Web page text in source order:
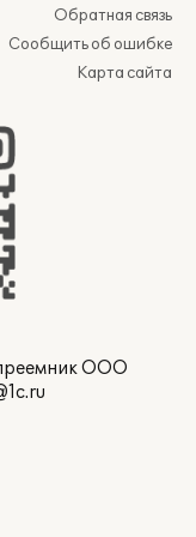
Обратная связь
Сообщить об ошибке
Карта сайта
ООО